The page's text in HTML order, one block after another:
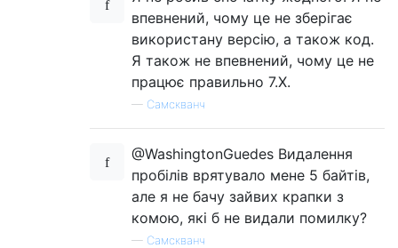
впевнений, чому це не зберігає
використану версію, а також код.
Я також не впевнений, чому це не
працює правильно 7.X.
— Самскванч
@WashingtonGuedes Видалення
пробілів врятувало мене 5 байтів,
але я не бачу зайвих крапки з
комою, які б не видали помилку?
— Самскванч